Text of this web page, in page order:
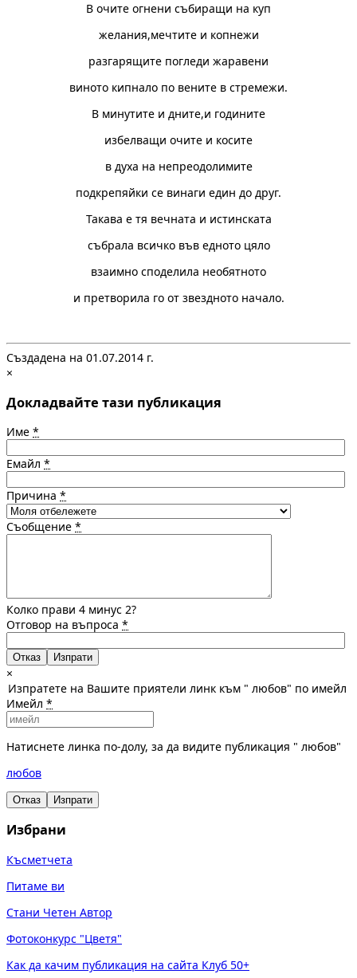
В очите огнени събиращи на куп
желания,мечтите и копнежи
разгарящите погледи жаравени
виното кипнало по вените в стремежи.
В минутите и дните,и годините
избелващи очите и косите
в духа на непреодолимите
подкрепяйки се винаги един до друг.
Такава е тя вечната и истинската
събрала всичко във едното цяло
взаимно споделила необятното
и претворила го от звездното начало.
Създадена на 01.07.2014 г.
×
Докладвайте тази публикация
Име *
Емайл *
Причина *
Съобщение *
Колко прави 4 минус 2?
Отговор на въпроса *
Отказ
×
Изпратете на Вашите приятели линк към " любов" по имейл
Имейл *
Натиснете линка по-долу, за да видите публикация " любов"
любов
Отказ Изпрати
Избрани
Късметчета
Питаме ви
Стани Четен Автор
Фотоконкурс "Цветя"
Как да качим публикация на сайта Клуб 50+